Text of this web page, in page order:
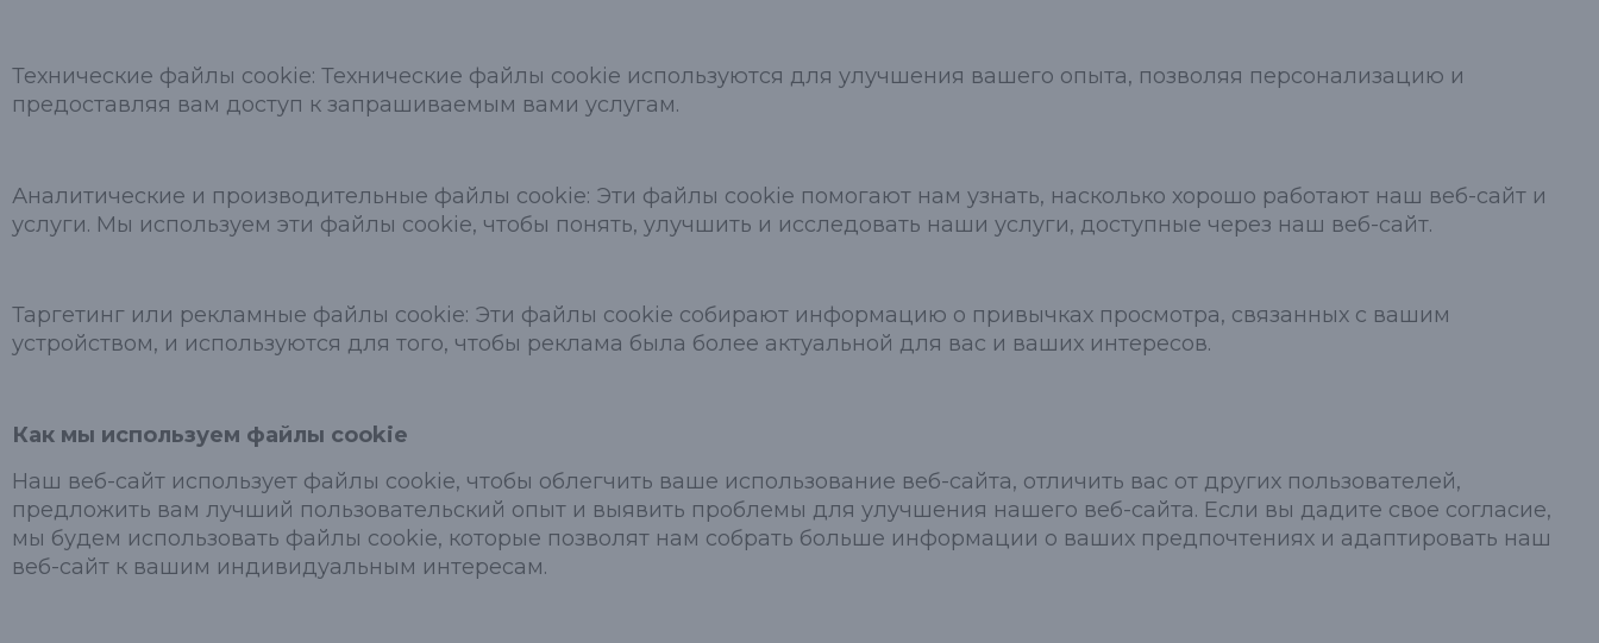
Технические файлы cookie: Технические файлы cookie используются для улучшения вашего опыта, позволяя персонализацию и
предоставляя вам доступ к запрашиваемым вами услугам.
Аналитические и производительные файлы cookie: Эти файлы cookie помогают нам узнать, насколько хорошо работают наш веб-сайт и
услуги. Мы используем эти файлы cookie, чтобы понять, улучшить и исследовать наши услуги, доступные через наш веб-сайт.
Таргетинг или рекламные файлы cookie: Эти файлы cookie собирают информацию о привычках просмотра, связанных с вашим
устройством, и используются для того, чтобы реклама была более актуальной для вас и ваших интересов.
Как мы используем файлы cookie
Наш веб-сайт использует файлы cookie, чтобы облегчить ваше использование веб-сайта, отличить вас от других пользователей,
предложить вам лучший пользовательский опыт и выявить проблемы для улучшения нашего веб-сайта. Если вы дадите свое согласие,
мы будем использовать файлы cookie, которые позволят нам собрать больше информации о ваших предпочтениях и адаптировать наш
веб-сайт к вашим индивидуальным интересам.